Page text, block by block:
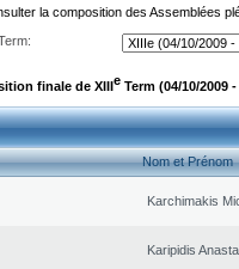
la composition des Assemblées
finale de XIIIe Term (04/10/2009 -
Nom et Prénom
Karchimakis
Karipidis